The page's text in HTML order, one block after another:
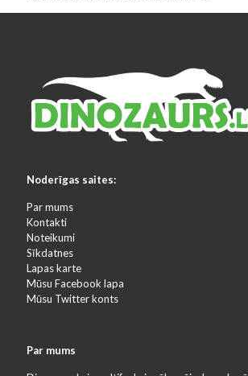
Noderīgas saites:
Par mums
Kontakti
Noteikumi
Sīkdatnes
Lapas karte
Mūsu Facebook lapa
Mūsu Twitter konts
Par mums